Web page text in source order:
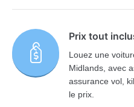
Prix tout
Louez une
Midlands, avec
assurance vol,
le prix.